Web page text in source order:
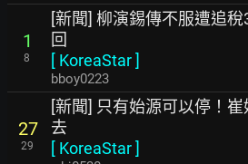
1
8
[新聞] 柳演錫傳不服遭追
回
[ KoreaStar]
bboy0223
27
29
[新聞] 只有始源可以停！
去
[ KoreaStar]